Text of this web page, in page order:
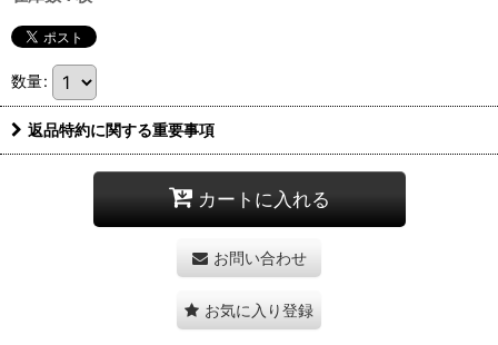
数量:
返品特約に関する重要事項
カートに入れる
お問い合わせ
お気に入り登録